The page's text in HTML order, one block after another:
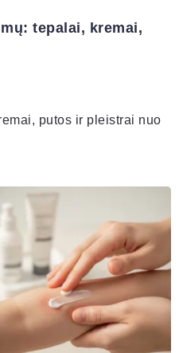
tepalai, kremai,
putos ir pleistrai nuo